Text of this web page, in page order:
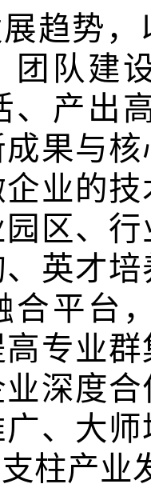
趋势
团队建
、产出
果与
业的
区、
英才
合平台
专业
深度
、大
柱产业